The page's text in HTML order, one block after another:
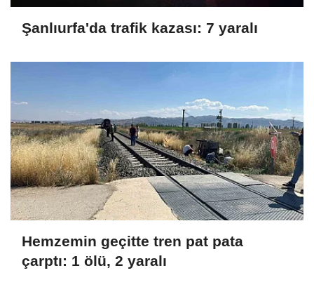
Şanlıurfa'da trafik kazası: 7 yaralı
Hemzemin geçitte tren pat pata
çarptı: 1 ölü, 2 yaralı